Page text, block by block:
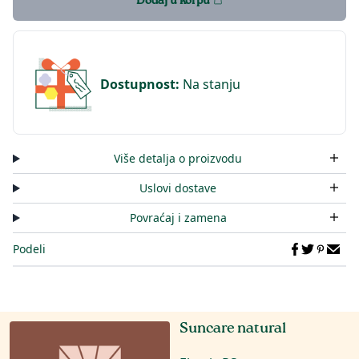
Dostupnost: Na stanju
Više detalja o proizvodu
Uslovi dostave
Povraćaj i zamena
Podeli
Suncare natural